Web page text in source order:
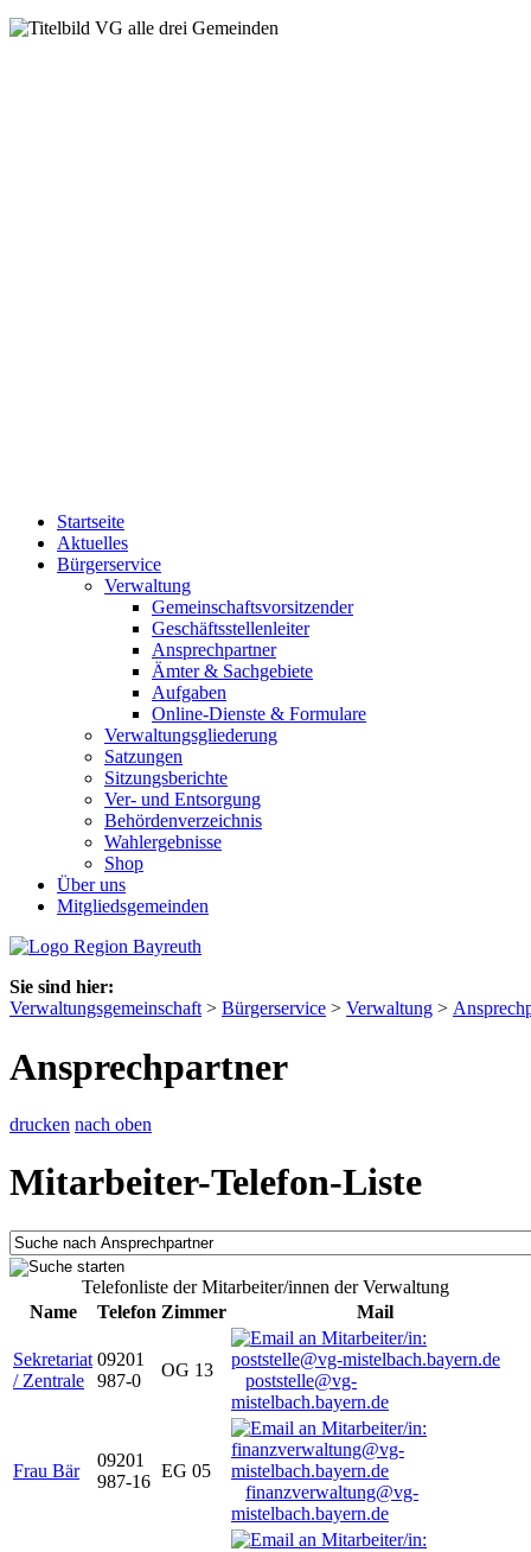
Startseite
Aktuelles
Bürgerservice
Verwaltung
Gemeinschaftsvorsitzender
Geschäftsstellenleiter
Ansprechpartner
Ämter & Sachgebiete
Aufgaben
Online-Dienste & Formulare
Verwaltungsgliederung
Satzungen
Sitzungsberichte
Ver- und Entsorgung
Behördenverzeichnis
Wahlergebnisse
Shop
Über uns
Mitgliedsgemeinden
Sie sind hier:
Verwaltungsgemeinschaft > Bürgerservice > Verwaltung >
Ansprechpartner
drucken nach oben
Mitarbeiter-Telefon-Liste
Telefonliste der Mitarbeiter/innen der Verwaltung
Name
Telefon Zimmer Mail
Sekretariat
/ Zentrale
09201
987-0
OG 13
poststelle@vg-
mistelbach.bayern.de
Frau Bär
09201
987-16
EG 05
finanzverwaltung@vg-
mistelbach.bayern.de